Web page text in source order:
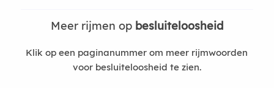
Meer rijmen op besluiteloosheid
Klik op een paginanummer om meer rijmwoorden
voor besluiteloosheid te zien.